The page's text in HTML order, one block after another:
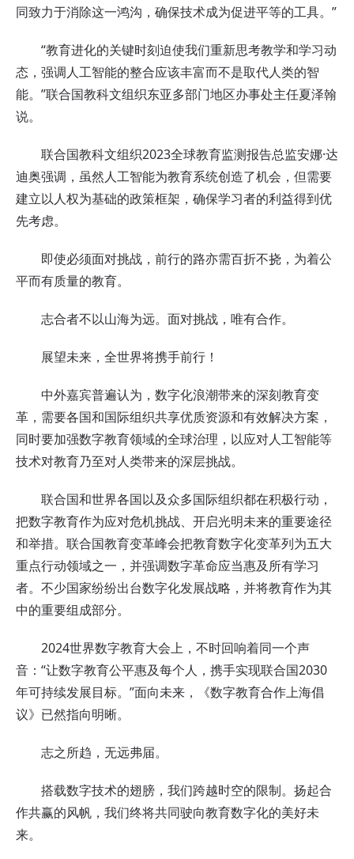
同致力于消除这一鸿沟，确保技术成为促进平等的工具。”
“教育进化的关键时刻迫使我们重新思考教学和学习动
态，强调人工智能的整合应该丰富而不是取代人类的智
能。”联合国教科文组织东亚多部门地区办事处主任夏泽翰
说。
联合国教科文组织2023全球教育监测报告总监安娜·达
迪奥强调，虽然人工智能为教育系统创造了机会，但需要
建立以人权为基础的政策框架，确保学习者的利益得到优
先考虑。
即使必须面对挑战，前行的路亦需百折不挠，为着公
平而有质量的教育。
志合者不以山海为远。面对挑战，唯有合作。
展望未来，全世界将携手前行！
中外嘉宾普遍认为，数字化浪潮带来的深刻教育变
革，需要各国和国际组织共享优质资源和有效解决方案，
同时要加强数字教育领域的全球治理，以应对人工智能等
技术对教育乃至对人类带来的深层挑战。
联合国和世界各国以及众多国际组织都在积极行动，
把数字教育作为应对危机挑战、开启光明未来的重要途径
和举措。联合国教育变革峰会把教育数字化变革列为五大
重点行动领域之一，并强调数字革命应当惠及所有学习
者。不少国家纷纷出台数字化发展战略，并将教育作为其
中的重要组成部分。
2024世界数字教育大会上，不时回响着同一个声
音：“让数字教育公平惠及每个人，携手实现联合国2030
年可持续发展目标。”面向未来，《数字教育合作上海倡
议》已然指向明晰。
志之所趋，无远弗届。
搭载数字技术的翅膀，我们跨越时空的限制。扬起合
作共赢的风帆，我们终将共同驶向教育数字化的美好未
来。